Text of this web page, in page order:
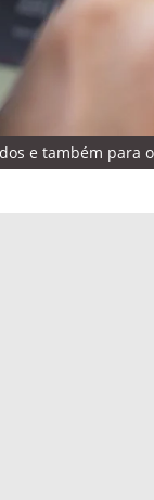
e também para